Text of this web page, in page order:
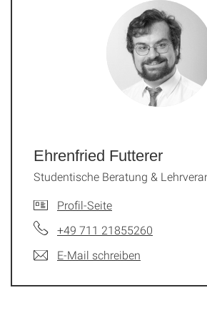
Ehrenfried Futterer
Studentische Beratung &
Profil-Seite
+49 711 21855260
E-Mail schreiben